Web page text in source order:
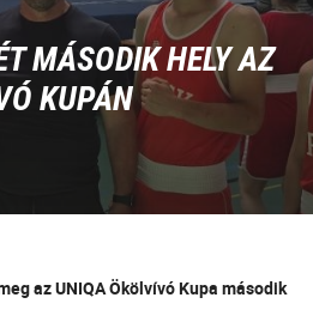
MÁSODIK HELY AZ
KUPÁN
az UNIQA Ökölvívó Kupa második